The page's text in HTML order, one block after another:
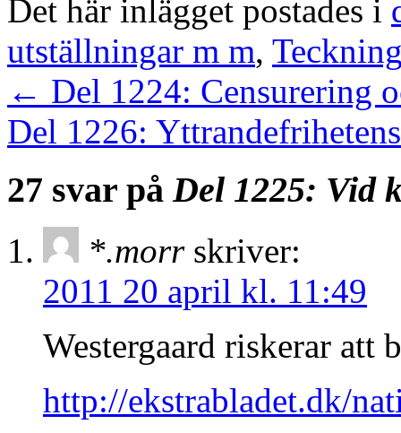
Det här inlägget postades i
utställningar m m,
← Del 1224: Censurering
Del 1226:
27 svar på Del 1225: Vid
*.morr skriver:
2011 20 april kl. 11:49
Westergaard riskerar
http://ekstrabladet.dk/